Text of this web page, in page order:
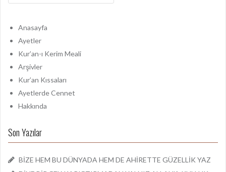
a
a
Anasayfa
Ayetler
Kur’an-ı Kerim Meali
Arşivler
Kur’an Kıssaları
Ayetlerde Cennet
Hakkında
Son Yazılar
BİZE HEM BU DÜNYADA HEM DE AHİRETTE GÜZELLİK YAZ